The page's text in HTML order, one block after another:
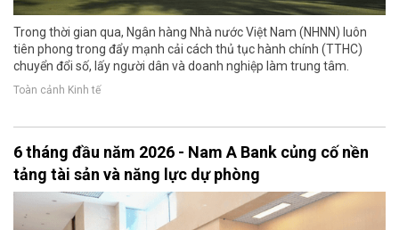
Trong thời gian qua, Ngân hàng Nhà nước Việt Nam (NHNN) luôn
tiên phong trong đẩy mạnh cải cách thủ tục hành chính (TTHC)
chuyển đổi số, lấy người dân và doanh nghiệp làm trung tâm.
Toàn cảnh Kinh tế
6 tháng đầu năm 2026 - Nam A Bank củng cố nền
tảng tài sản và năng lực dự phòng